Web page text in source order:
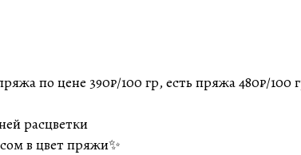
по цене 390₽/100 гр, есть пряжа 480₽/100
расцветки
в цвет пряжи✨